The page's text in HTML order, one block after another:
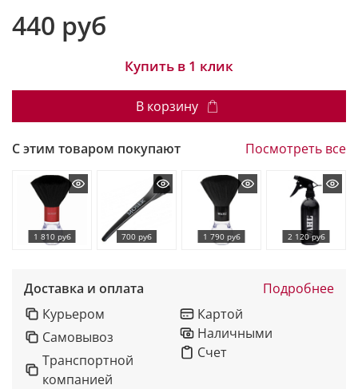
440 руб
Купить в 1 клик
В корзину
С этим товаром покупают Посмотреть все
1 810 руб 700 руб 1 790 руб 2 120 руб
Доставка и оплата
Подробнее
Курьером
Самовывоз
Транспортной
компанией
Картой
Наличными
Счет